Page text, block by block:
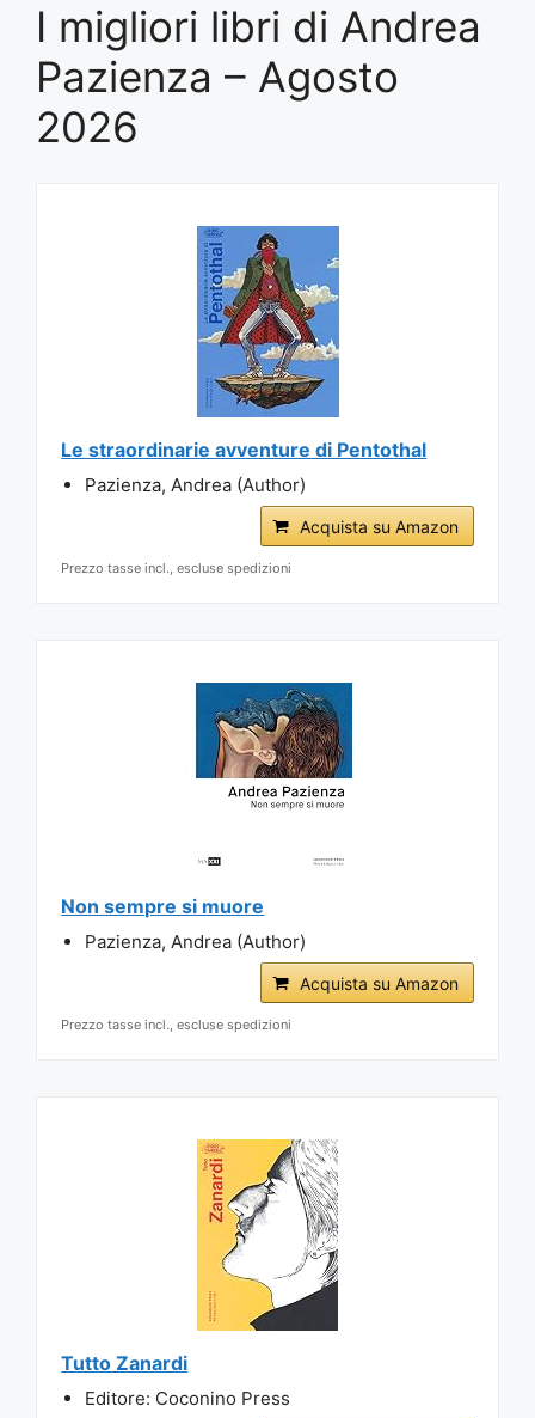
I migliori libri di Andrea
Pazienza – Agosto
2026
Le straordinarie avventure di Pentothal
Pazienza, Andrea (Author)
Acquista su Amazon
Prezzo tasse incl., escluse spedizioni
Non sempre si muore
Pazienza, Andrea (Author)
Acquista su Amazon
Prezzo tasse incl., escluse spedizioni
Tutto Zanardi
Editore: Coconino Press